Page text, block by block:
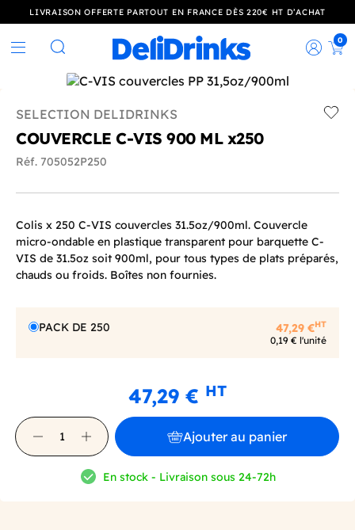
LIVRAISON OFFERTE PARTOUT EN FRANCE DÈS 220€ HT D’ACHAT
Rechercher
0
SELECTION DELIDRINKS
COUVERCLE C-VIS 900 ML x250
Réf. 705052P250
Colis x 250 C-VIS couvercles 31.5oz/900ml. Couvercle
micro-ondable en plastique transparent pour barquette C-
VIS de 31.5oz soit 900ml, pour tous types de plats préparés,
chauds ou froids. Boîtes non fournies.
PACK DE 250 47,29 €HT
0,19 € l'unité
47,29 € HT
Ajouter au panier
En stock - Livraison sous 24-72h